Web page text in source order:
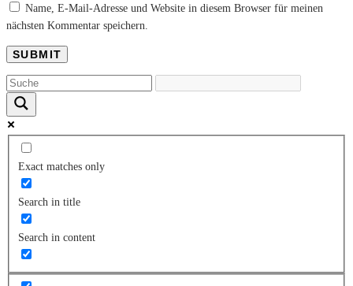
Name, E-Mail-Adresse und Website in diesem Browser für meinen
nächsten Kommentar speichern.
Exact matches only
Search in title
Search in content